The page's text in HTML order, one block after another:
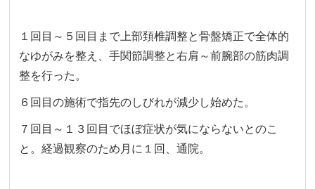
１回目～５回目まで上部頚椎調整と骨盤矯正で全体的
なゆがみを整え、手関節調整と右肩～前腕部の筋肉調
整を行った。
６回目の施術で指先のしびれが減少し始めた。
７回目～１３回目でほぼ症状が気にならないとのこ
と。経過観察のため月に１回、通院。